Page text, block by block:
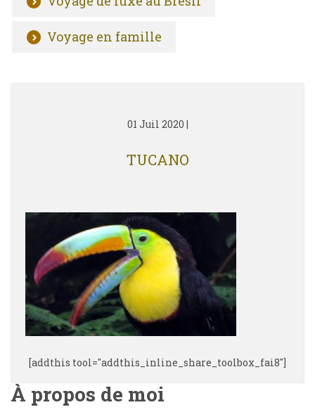
Voyage en famille
01 Juil 2020 |
TUCANO
[addthis tool="addthis_inline_share_toolbox_fai8"]
À propos de moi